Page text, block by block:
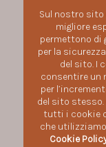
eventuali
Sul nostro
migliore
permettono di
per la
del sito. I
consentire un
per
del sito
tutti i cookie
che
Cookie